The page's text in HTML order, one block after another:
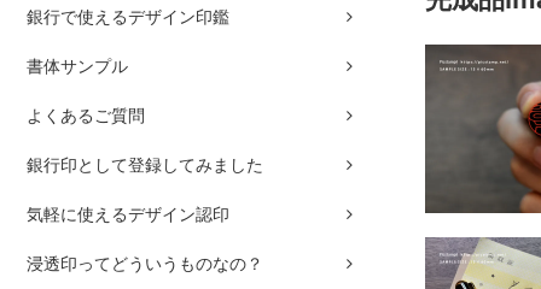
銀行で使えるデザイン印鑑
書体サンプル
よくあるご質問
銀行印として登録してみました
気軽に使えるデザイン認印
浸透印ってどういうものなの？